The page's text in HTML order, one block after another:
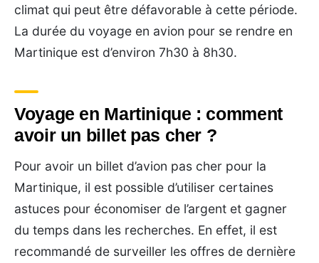
climat qui peut être défavorable à cette période.
La durée du voyage en avion pour se rendre en
Martinique est d’environ 7h30 à 8h30.
Voyage en Martinique : comment
avoir un billet pas cher ?
Pour avoir un billet d’avion pas cher pour la
Martinique, il est possible d’utiliser certaines
astuces pour économiser de l’argent et gagner
du temps dans les recherches. En effet, il est
recommandé de surveiller les offres de dernière